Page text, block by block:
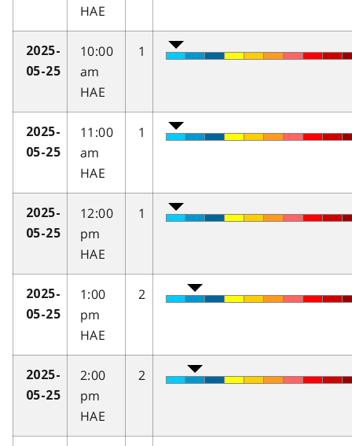
HAE
2025-
05-25
10:00
am
HAE
1
2025-
05-25
11:00
am
HAE
1
2025-
05-25
12:00
pm
HAE
1
2025-
05-25
1:00
pm
HAE
2
2025-
05-25
2:00
pm
HAE
2